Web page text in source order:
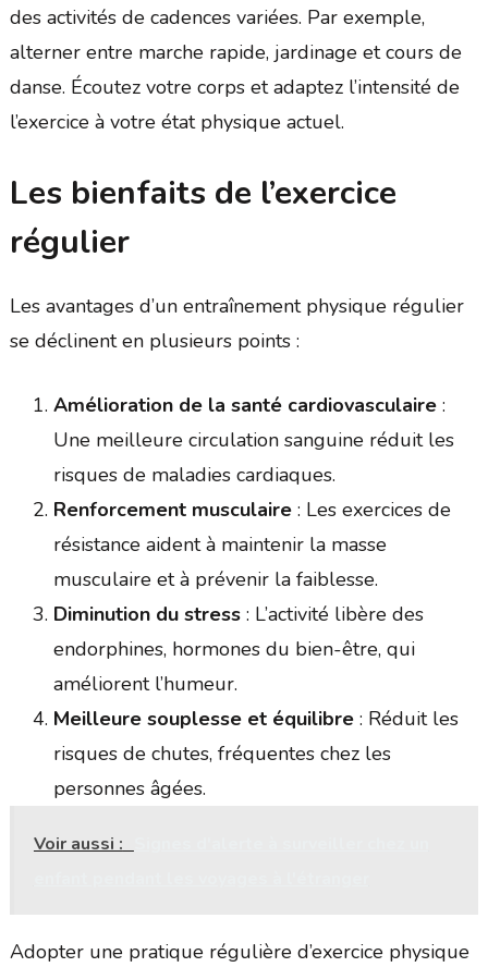
des activités de cadences variées. Par exemple,
alterner entre marche rapide, jardinage et cours de
danse. Écoutez votre corps et adaptez l’intensité de
l’exercice à votre état physique actuel.
Les bienfaits de l’exercice
régulier
Les avantages d’un entraînement physique régulier
se déclinent en plusieurs points :
Amélioration de la santé cardiovasculaire:
Une meilleure circulation sanguine réduit les
risques de maladies cardiaques.
Renforcement musculaire: Les exercices de
résistance aident à maintenir la masse
musculaire et à prévenir la faiblesse.
Diminution du stress: L’activité libère des
endorphines, hormones du bien-être, qui
améliorent l’humeur.
Meilleure souplesse et équilibre: Réduit les
risques de chutes, fréquentes chez les
personnes âgées.
Voir aussi :
Adopter une pratique régulière d’exercice physique